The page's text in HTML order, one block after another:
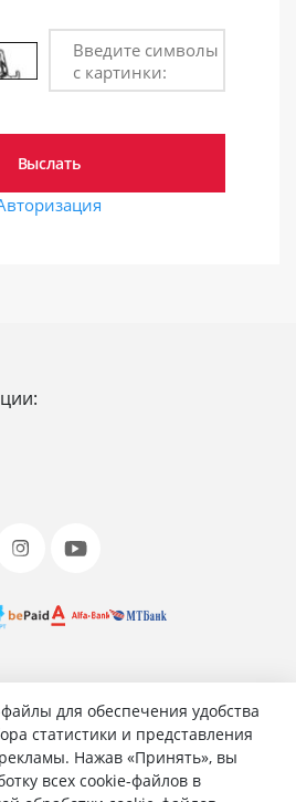
для обеспечения удобства
статистики и представления
Нажав «Принять», вы
всех cookie-файлов в
Введите символы
с картинки:
Работает на 1С-
данных
персональных данных